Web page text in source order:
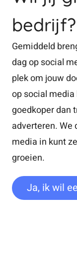
bedrijf?
Gemiddeld
dag op social
plek om jouw
op social
goedkoper dan
adverteren. We
media in kunt
groeien.
Ja, ik wil